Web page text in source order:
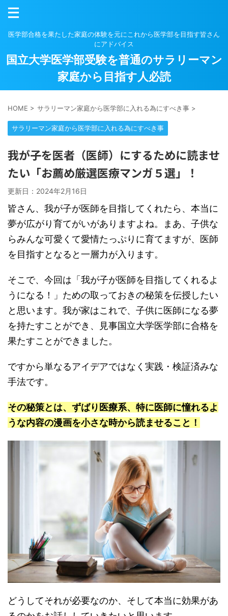
医学部合格を果たした家庭の体験を元にこれから医学部を目指す皆さん
にアドバイス
国立大学医学部受験を普通のサラリーマン
家庭から目指す人必読
HOME > サラリーマン家庭から医学部に入れる為にすべき事 >
サラリーマン家庭から医学部に入れる為にすべき事
我が子を医者（医師）にするために読ませ
たい「お薦め厳選医療マンガ５選」！
更新日： 2024年2月16日
皆さん、我が子が医師を目指してくれたら、本当に
夢が広がり育てがいがありますよね。まあ、子供な
らみんな可愛くて愛情たっぷりに育てますが、医師
を目指すとなると一層力が入ります。
そこで、今回は「我が子が医師を目指してくれるよ
うになる！」ための取っておきの秘策を伝授したい
と思います。我が家はこれで、子供に医師になる夢
を持たすことができ、見事国立大学医学部に合格を
果たすことができました。
ですから単なるアイデアではなく実践・検証済みな
手法です。
その秘策とは、ずばり医療系、特に医師に憧れるよ
うな内容の漫画を小さな時から読ませること！
どうしてそれが必要なのか、そして本当に効果があ